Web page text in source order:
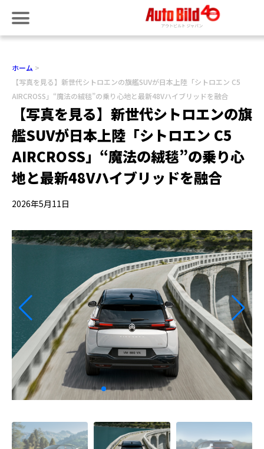
ホーム
【写真を見る】新世代シトロエンの旗艦SUVが日本上陸「シトロエン C5
AIRCROSS」“魔法の絨毯”の乗り心地と最新48Vハイブリッドを融合
【写真を見る】新世代シトロエンの旗
艦SUVが日本上陸「シトロエン C5
AIRCROSS」“魔法の絨毯”の乗り心
地と最新48Vハイブリッドを融合
2026年5月11日